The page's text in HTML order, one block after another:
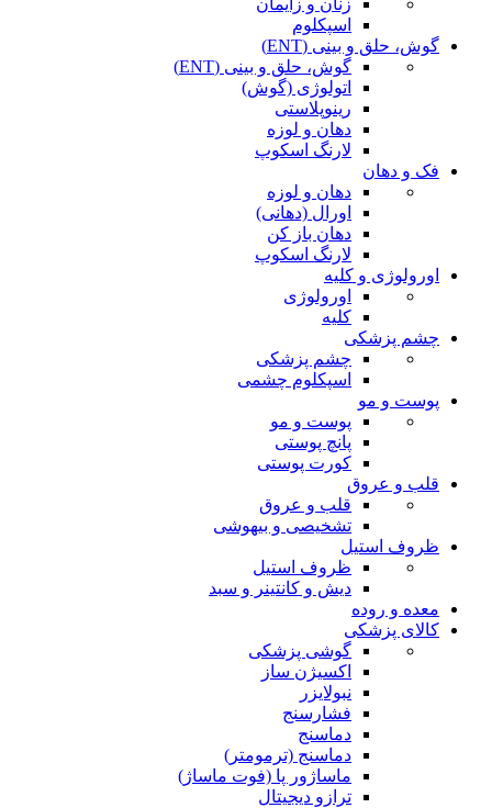
زنان و زایمان
اسپکلوم
گوش، حلق و بینی (ENT)
گوش، حلق و بینی (ENT)
اتولوژی (گوش)
رینوپلاستی
دهان و لوزه
لارنگ اسکوپ
فک و دهان
دهان و لوزه
اورال (دهانی)
دهان باز کن
لارنگ اسکوپ
اورولوژی و کلیه
اورولوژی
کلیه
چشم پزشکی
چشم پزشکی
اسپکلوم چشمی
پوست و مو
پوست و مو
پانچ پوستی
کورت پوستی
قلب و عروق
قلب و عروق
تشخیصی و بیهوشی
ظروف استیل
ظروف استیل
دیش و کانتینر و سبد
معده و روده
کالای پزشکی
گوشی پزشکی
اکسیژن ساز
نبولایزر
فشارسنج
دماسنج
دماسنج (ترمومتر)
ماساژور پا (فوت ماساژ)
ترازو دیجیتال